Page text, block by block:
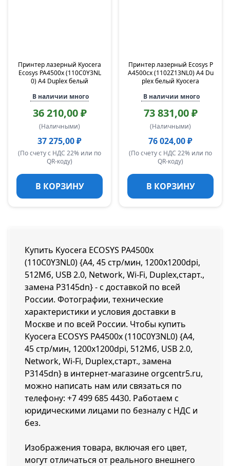
Принтер лазерный Kyocera
Ecosys PA4500x (110C0Y3NL
0) A4 Duplex белый
В наличии много
36 210,00 ₽
(Наличными)
37 275,00 ₽
(По счету с НДС 22% или по
QR-коду)
В КОРЗИНУ
Принтер лазерный Ecosys P
A4500cx (1102Z13NL0) A4 Du
plex белый Kyocera
В наличии много
73 831,00 ₽
(Наличными)
76 024,00 ₽
(По счету с НДС 22% или по
QR-коду)
В КОРЗИНУ
Купить Kyocera ECOSYS PA4500x
(110C0Y3NL0) {A4, 45 стр/мин, 1200x1200dpi,
512Мб, USB 2.0, Network, Wi-Fi, Duplex,старт.,
замена P3145dn} - с доставкой по всей
России. Фотографии, технические
характеристики и условия доставки в
Москве и по всей России. Чтобы купить
Kyocera ECOSYS PA4500x (110C0Y3NL0) {A4,
45 стр/мин, 1200x1200dpi, 512Мб, USB 2.0,
Network, Wi-Fi, Duplex,старт., замена
P3145dn} в интернет-магазине orgcentr5.ru,
можно написать нам или связаться по
телефону: +7 499 685 4430. Работаем с
юридическими лицами по безналу с НДС и
без.
Изображения товара, включая его цвет,
могут отличаться от реального внешнего